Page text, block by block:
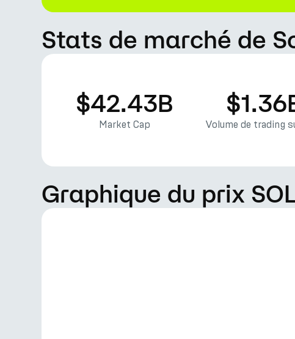
Stats de marché de
$42.43B
Market Cap Volume de trading
Graphique du prix